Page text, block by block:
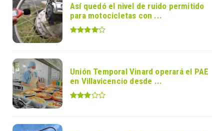
Así quedó el nivel de ruido permitido
para motocicletas con ...
Unión Temporal Vinard operará el PAE
en Villavicencio desde ...